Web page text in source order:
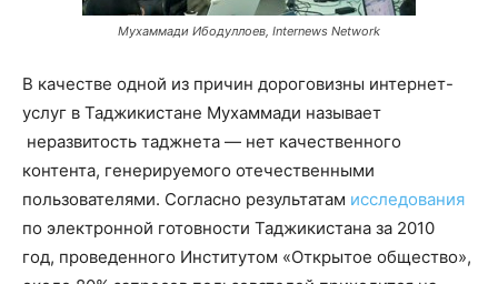
Мухаммади Ибодуллоев, Internews Network
В качестве одной из причин дороговизны интернет-
услуг в Таджикистане Мухаммади называет
неразвитость таджнета — нет качественного
контента, генерируемого отечественными
пользователями. Согласно результатам исследования
по электронной готовности Таджикистана за 2010
год, проведенного Институтом «Открытое общество»,